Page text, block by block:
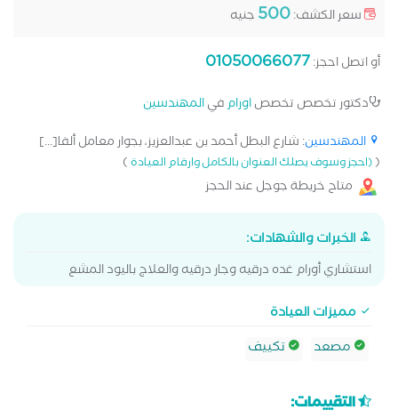
سعر الكشف:500 جنيه
أو اتصل احجز:01050066077
دكتور تخصص تخصصاورامفيالمهندسين
المهندسين: شارع البطل أحمد بن عبدالعزيز، بجوار معامل ألفا[...]
((احجز وسوف يصلك العنوان بالكامل وارقام العيادة)
متاح خريطة جوجل عند الحجز
الخبرات والشهادات:
استشاري أورام غده درقيه وجار درقيه والعلاج باليود المشع
مميزات العيادة
مصعد
تكييف
التقييمات: